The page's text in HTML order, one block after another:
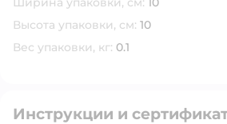
Высота упаковки, см: 10
Вес упаковки, кг: 0.1
Инструкции и